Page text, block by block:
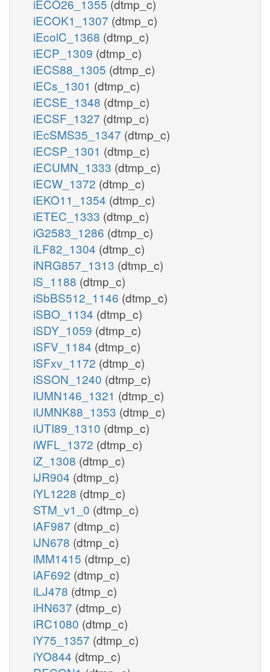
iECO26_1355 (dtmp_c)
iECOK1_1307 (dtmp_c)
iEcolC_1368 (dtmp_c)
iECP_1309 (dtmp_c)
iECS88_1305 (dtmp_c)
iECs_1301 (dtmp_c)
iECSE_1348 (dtmp_c)
iECSF_1327 (dtmp_c)
iEcSMS35_1347 (dtmp_c)
iECSP_1301 (dtmp_c)
iECUMN_1333 (dtmp_c)
iECW_1372 (dtmp_c)
iEKO11_1354 (dtmp_c)
iETEC_1333 (dtmp_c)
iG2583_1286 (dtmp_c)
iLF82_1304 (dtmp_c)
iNRG857_1313 (dtmp_c)
iS_1188 (dtmp_c)
iSbBS512_1146 (dtmp_c)
iSBO_1134 (dtmp_c)
iSDY_1059 (dtmp_c)
iSFV_1184 (dtmp_c)
iSFxv_1172 (dtmp_c)
iSSON_1240 (dtmp_c)
iUMN146_1321 (dtmp_c)
iUMNK88_1353 (dtmp_c)
iUTI89_1310 (dtmp_c)
iWFL_1372 (dtmp_c)
iZ_1308 (dtmp_c)
iJR904 (dtmp_c)
iYL1228 (dtmp_c)
STM_v1_0 (dtmp_c)
iAF987 (dtmp_c)
iJN678 (dtmp_c)
iMM1415 (dtmp_c)
iAF692 (dtmp_c)
iLJ478 (dtmp_c)
iHN637 (dtmp_c)
iRC1080 (dtmp_c)
iY75_1357 (dtmp_c)
iYO844 (dtmp_c)